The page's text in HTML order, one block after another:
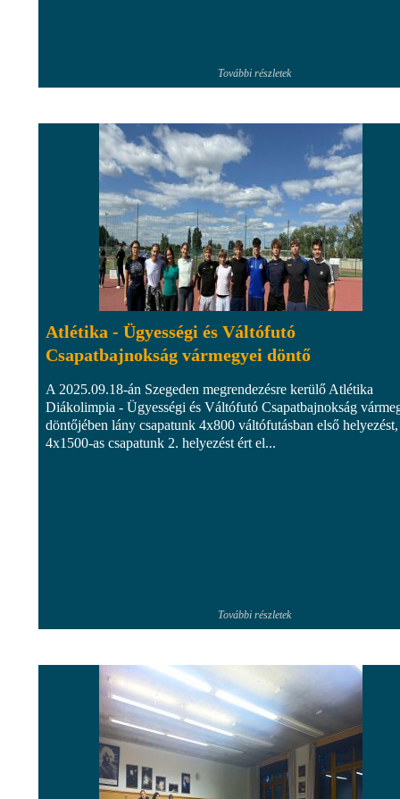
További részletek
Atlétika - Ügyességi és Váltófutó
Csapatbajnokság vármegyei döntő
A 2025.09.18-án Szegeden megrendezésre kerülő Atlétika
Diákolimpia - Ügyességi és Váltófutó Csapatbajnokság
döntőjében lány csapatunk 4x800 váltófutásban első
4x1500-as csapatunk 2. helyezést ért el...
További részletek